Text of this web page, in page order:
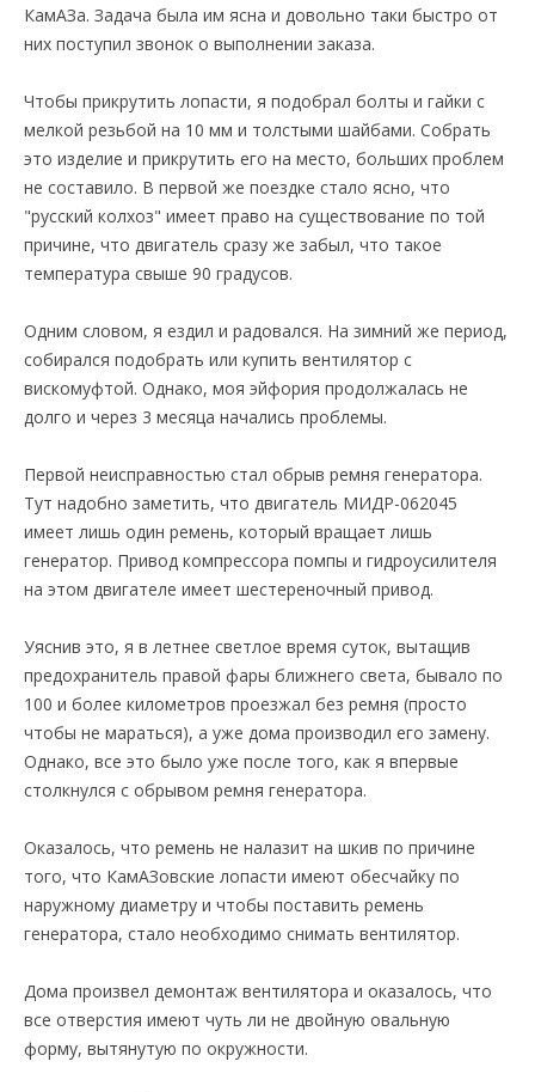
КамАЗа. Задача была им ясна и довольно таки быстро от
них поступил звонок о выполнении заказа.
Чтобы прикрутить лопасти, я подобрал болты и гайки с
мелкой резьбой на 10 мм и толстыми шайбами. Собрать
это изделие и прикрутить его на место, больших проблем
не составило. В первой же поездке стало ясно, что
"руcский колхоз" имеет право на существование по той
причине, что двигатель сразу же забыл, что такое
температура свыше 90 градусов.
Одним словом, я ездил и радовался. На зимний же период,
собирался подобрать или купить вентилятор с
вискомуфтой. Однако, моя эйфория продолжалась не
долго и через 3 месяца начались проблемы.
Первой неисправностью стал обрыв ремня генератора.
Тут надобно заметить, что двигатель МИДР-062045
имеет лишь один ремень, который вращает лишь
генератор. Привод компрессора помпы и гидроусилителя
на этом двигателе имеет шестереночный привод.
Уяснив это, я в летнее светлое время суток, вытащив
предохранитель правой фары ближнего света, бывало по
100 и более километров проезжал без ремня (просто
чтобы не мараться), а уже дома производил его замену.
Однако, все это было уже после того, как я впервые
столкнулся с обрывом ремня генератора.
Оказалось, что ремень не налазит на шкив по причине
того, что КамАЗовские лопасти имеют обесчайку по
наружному диаметру и чтобы поставить ремень
генератора, стало необходимо снимать вентилятор.
Дома произвел демонтаж вентилятора и оказалось, что
все отверстия имеют чуть ли не двойную овальную
форму, вытянутую по окружности.